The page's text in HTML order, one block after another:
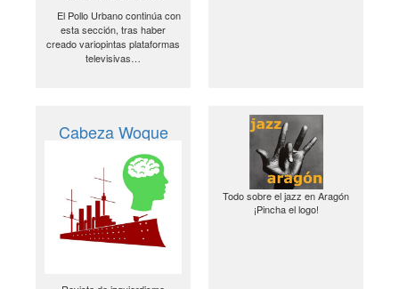
El Pollo Urbano continúa con
esta sección, tras haber
creado variopintas plataformas
televisivas…
Cabeza Woque
Todo sobre el jazz en Aragón
¡Pincha el logo!